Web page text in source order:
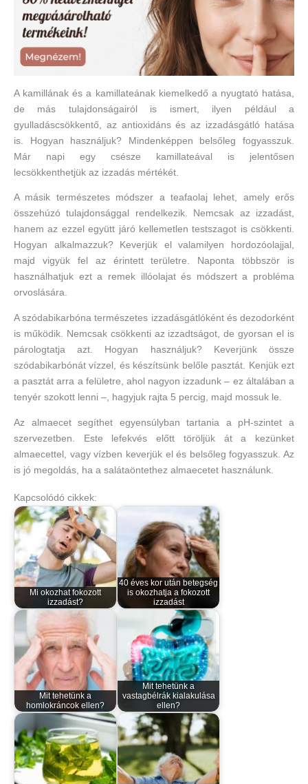
A kamillának és a kamillateának kiemelkedő a nyugtató hatása,
de más tulajdonságairól is ismert, ilyen például a
gyulladáscsökkentő, az antioxidáns és az izzadásgátló hatása
is. Hogyan használjuk? Mindenképpen belsőleg fogyasszuk.
Már napi egy csésze kamillateával is jelentősen
lecsökkenthetjük az izzadás mértékét.
A másik természetes módszer a teafaolaj lehet, amely erős
összehúzó tulajdonsággal rendelkezik. Nemcsak az izzadást,
hanem az ezzel együtt járó kellemetlen testszagot is csökkenti.
Hogyan alkalmazzuk? Keverjük el valamilyen hordozóolajjal,
majd vigyük fel az érintett területre. Naponta többször is
használhatjuk ezt a remek illóolajat és módszert a probléma
orvoslására.
A szódabikarbóna természetes izzadásgátlóként és dezodorként
is működik. Nemcsak csökkenti az izzadtságot, de gyorsan el is
párologtatja azt. Hogyan használjuk? Keverjünk össze
szódabikarbónát vízzel, és készítsünk belőle pasztát. Kenjük ezt
a pasztát arra a felületre, ahol nagyon izzadunk – ez általában a
tenyér szokott lenni –, hagyjuk rajta 5 percig, majd mossuk le.
Az almaecet segíthet egyensúlyban tartania a pH-szintet a
szervezetben. Este lefekvés előtt töröljük át a kezünket
almaecettel, vagy vízben keverjük el és belsőleg fogyasszuk. Az
is jó megoldás, ha a salátaöntethez almaecetet használunk.
Kapcsolódó cikkek:
Mi okozhat fokozott
izzadást?
40 éves kor után betegség
is okozhatja a fokozott
izzadást
Mit tehetünk a
homlokráncok ellen?
Mit tehetünk a
vastagbélrák kialakulása
ellen?